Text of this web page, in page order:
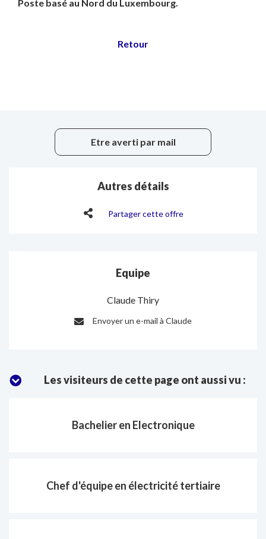
Poste basé au Nord du Luxembourg.
Etre averti par mail
Autres détails
Partager cette offre
Equipe
Claude Thiry
:
Envoyer un e-mail à Claude
Les visiteurs de cette page ont aussi vu :
Bachelier en Electronique
Chef d'équipe en électricité tertiaire